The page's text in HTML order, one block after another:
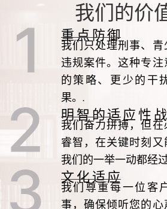
我们的价
重点防御
我们只处理刑事、
违规案件。这种专
的策略、更少的干
果。.
明智的适应性
我们奋力拼搏，但
睿智，在关键时刻又
我们的一举一动都经
文化适应
我们尊重每一位客
事，确保倾听您的